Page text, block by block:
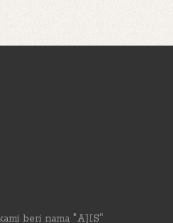
beri nama "AJIS"